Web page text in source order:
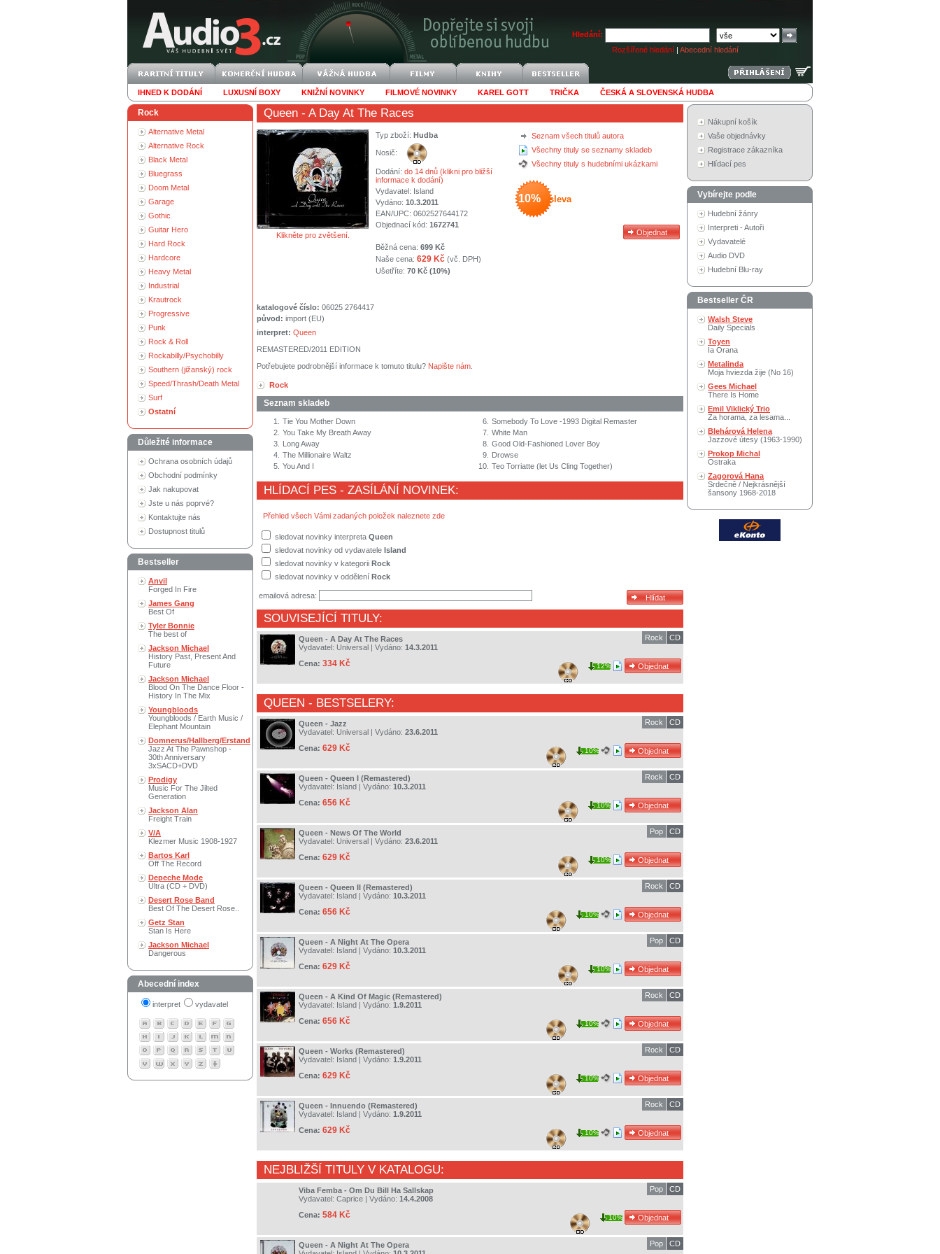
Hledání:
Rozšířené hledání | Abecední hledání
IHNED K DODÁNÍ LUXUSNÍ BOXY KNIŽNÍ NOVINKY FILMOVÉ NOVINKY KAREL GOTT TRIČKA ČESKÁ A SLOVENSKÁ HUDBA
Rock
Alternative Metal
Alternative Rock
Black Metal
Bluegrass
Doom Metal
Garage
Gothic
Guitar Hero
Hard Rock
Hardcore
Heavy Metal
Industrial
Krautrock
Progressive
Punk
Rock & Roll
Rockabilly/Psychobilly
Southern (jižanský) rock
Speed/Thrash/Death Metal
Surf
Ostatní
Důležité informace
Ochrana osobních údajů
Obchodní podmínky
Jak nakupovat
Jste u nás poprvé?
Kontaktujte nás
Dostupnost titulů
Bestseller
Anvil
Forged In Fire
James Gang
Best Of
Tyler Bonnie
The best of
Jackson Michael
History Past, Present And
Future
Jackson Michael
Blood On The Dance Floor -
History In The Mix
Youngbloods
Youngbloods / Earth Music /
Elephant Mountain
Domnerus/Hallberg/Erstand
Jazz At The Pawnshop -
30th Anniversary
3xSACD+DVD
Prodigy
Music For The Jilted
Generation
Jackson Alan
Freight Train
V/A
Klezmer Music 1908-1927
Bartos Karl
Off The Record
Depeche Mode
Ultra (CD + DVD)
Desert Rose Band
Best Of The Desert Rose..
Getz Stan
Stan Is Here
Jackson Michael
Dangerous
Abecední index
interpret vydavatel
Queen - A Day At The Races
Klikněte pro zvětšení.
Seznam všech titulů autora
Všechny tituly se seznamy skladeb
Všechny tituly s hudebními ukázkami
10% sleva
Typ zboží: Hudba
Nosič:
Dodání: do 14 dnů (klikni pro bližší
informace k dodání)
Vydavatel: Island
Vydáno: 10.3.2011
EAN/UPC: 0602527644172
Objednací kód: 1672741
Běžná cena: 699 Kč
Naše cena: 629 Kč (vč. DPH)
Ušetříte: 70 Kč (10%)
katalogové číslo: 06025 2764417
původ: import (EU)
interpret: Queen
REMASTERED/2011 EDITION
Potřebujete podrobnější informace k tomuto titulu? Napište nám
Rock
Seznam skladeb
1.
Tie You Mother Down
2. You Take My Breath Away
3.
Long Away
4. The Millionaire Waltz
5. You And I
6. Somebody To Love -1993 Digital Remaster
7. White Man
8. Good Old-Fashioned Lover Boy
9.
Drowse
10. Teo Torriatte (let Us Cling Together)
HLÍDACÍ PES - ZASÍLÁNÍ NOVINEK:
Přehled všech Vámi zadaných položek naleznete zde
sledovat novinky interpreta Queen
sledovat novinky od vydavatele Island
sledovat novinky v kategorii Rock
sledovat novinky v oddělení Rock
emailová adresa:
SOUVISEJÍCÍ TITULY:
Queen - A Day At The Races
Vydavatel: Universal | Vydáno: 14.3.2011
Cena: 334 Kč
CD
Rock
12%
QUEEN - BESTSELERY:
Queen - Jazz
Vydavatel: Universal | Vydáno: 23.6.2011
Cena: 629 Kč
CD
Rock
10%
Queen - Queen I (Remastered)
Vydavatel: Island | Vydáno: 10.3.2011
Cena: 656 Kč
CD
Rock
10%
Queen - News Of The World
Vydavatel: Universal | Vydáno: 23.6.2011
Cena: 629 Kč
CD
Pop
10%
Queen - Queen II (Remastered)
Vydavatel: Island | Vydáno: 10.3.2011
Cena: 656 Kč
CD
Rock
10%
Queen - A Night At The Opera
Vydavatel: Island | Vydáno: 10.3.2011
Cena: 629 Kč
CD
Pop
10%
Queen - A Kind Of Magic (Remastered)
Vydavatel: Island | Vydáno: 1.9.2011
Cena: 656 Kč
CD
Rock
10%
Queen - Works (Remastered)
Vydavatel: Island | Vydáno: 1.9.2011
Cena: 629 Kč
CD
Rock
10%
Queen - Innuendo (Remastered)
Vydavatel: Island | Vydáno: 1.9.2011
Cena: 629 Kč
CD
Rock
10%
NEJBLIŽŠÍ TITULY V KATALOGU:
Viba Femba - Om Du Bill Ha Sallskap
Vydavatel: Caprice | Vydáno: 14.4.2008
Cena: 584 Kč
CD
Pop
10%
Queen - A Night At The Opera
CD
Pop
Nákupní košík
Vaše objednávky
Registrace zákazníka
Hlídací pes
Vybírejte podle
Hudební žánry
Interpreti - Autoři
Vydavatelé
Audio DVD
Hudební Blu-ray
Bestseller ČR
Walsh Steve
Daily Specials
Toyen
Ia Orana
Metalinda
Moja hviezda žije (No 16)
Gees Michael
There Is Home
Emil Viklický Trio
Za horama, za lesama...
Blehárová Helena
Jazzové útesy (1963-1990)
Prokop Michal
Ostraka
Zagorová Hana
Srdečně / Nejkrásnější
šansony 1968-2018